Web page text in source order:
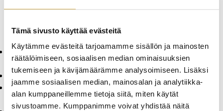
Tämä sivusto käyttää evästeitä
Käytämme evästeitä tarjoamamme sisällön ja mainosten
räätälöimiseen, sosiaalisen median ominaisuuksien
tukemiseen ja kävijämäärämme analysoimiseen. Lisäksi
jaamme sosiaalisen median, mainosalan ja analytiikka-
alan kumppaneillemme tietoja siitä, miten käytät
sivustoamme. Kumppanimme voivat yhdistää näitä
Miksi päivittää kylmäpätevyys nyt?
Laillinen työskentely tulevaisuudessa edellyttää uutta
pätevyyttä.
Pätevyyden ajantasaisuus lisää työmahdollisuuksia.
Osaaminen ja turvallisuus paranevat – tunnet
uusimmat aineet ja käytännöt.